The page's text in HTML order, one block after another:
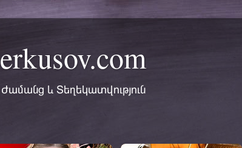
erkusov.com
Ժամանց և Տեղեկատվություն